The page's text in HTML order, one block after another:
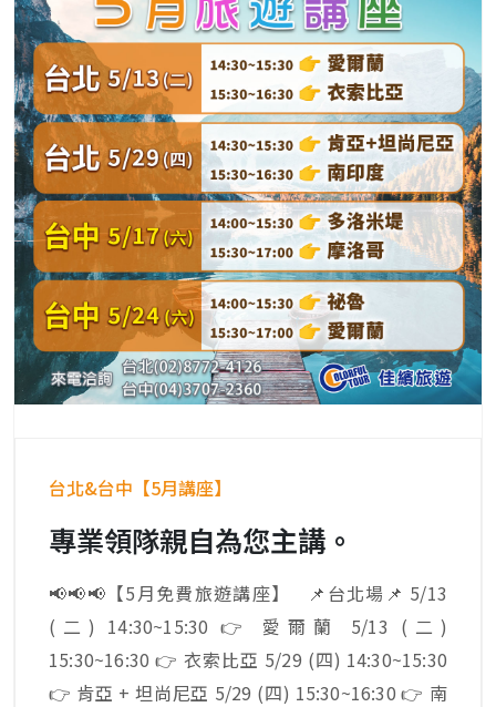
台北&台中【5月講座】
專業領隊親自為您主講。
📢📢📢【5月免費旅遊講座】 📌台北場📌 5/13
(二) 14:30~15:30 👉 愛爾蘭 5/13 (二)
15:30~16:30 👉 衣索比亞 5/29 (四) 14:30~15:30
👉 肯亞 + 坦尚尼亞 5/29 (四) 15:30~16:30 👉 南